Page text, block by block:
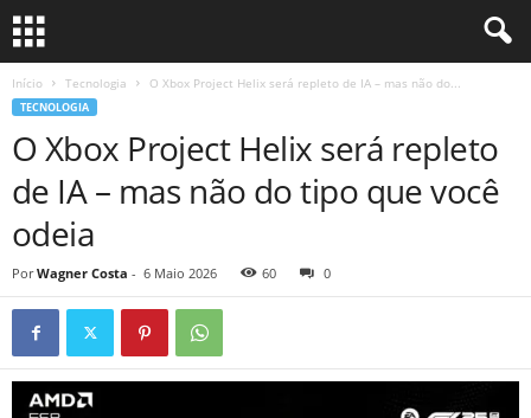
Início Tecnologia O Xbox Project Helix será repleto de IA – mas não do...
TECNOLOGIA
O Xbox Project Helix será repleto
de IA – mas não do tipo que você
odeia
Por Wagner Costa - 6 Maio 2026 60 0